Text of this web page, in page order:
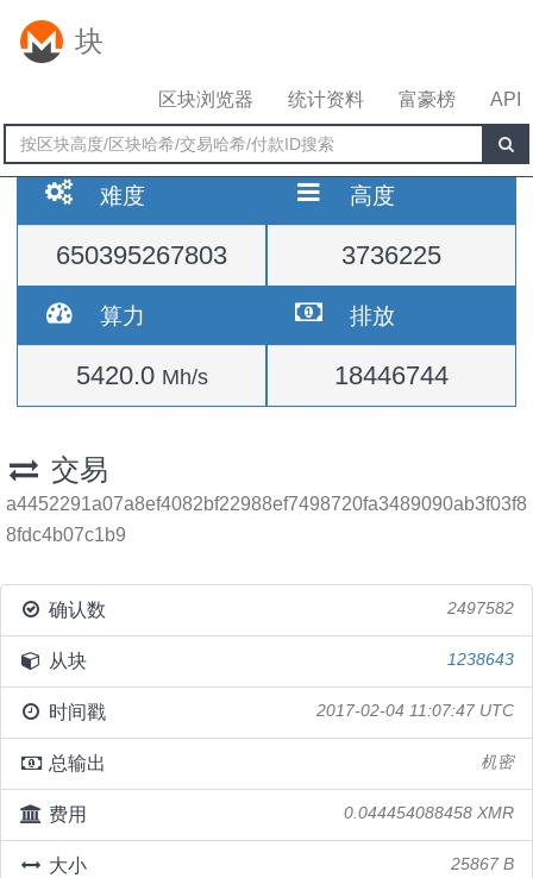
块
区块浏览器 统计资料 富豪榜 API
难度
650395267803
高度
3736225
算力
5420.0 Mh/s
排放
18446744
交易
a4452291a07a8ef4082bf22988ef7498720fa3489090ab3f03f8
8fdc4b07c1b9
确认数 2497582
从块 1238643
时间戳 2017-02-04 11:07:47 UTC
总输出 机密
费用 0.044454088458 XMR
大小 25867 B